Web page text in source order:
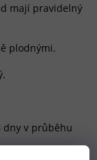
mají pravidelný
plodnými.
dny v průběhu